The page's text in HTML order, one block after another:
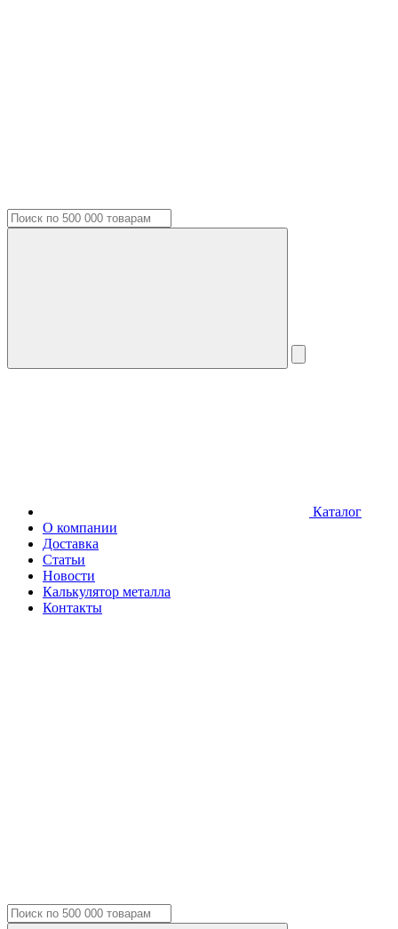
Каталог
О компании
Доставка
Статьи
Новости
Калькулятор металла
Контакты